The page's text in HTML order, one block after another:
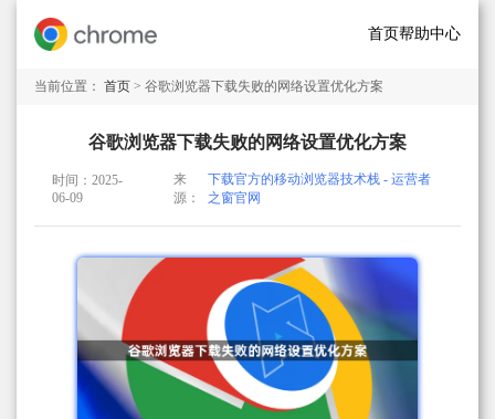
首页帮助中心
当前位置： 首页 > 谷歌浏览器下载失败的网络设置优化方案
谷歌浏览器下载失败的网络设置优化方案
时间：2025-
06-09
来
源：
下载官方的移动浏览器技术栈 - 运营者
之窗官网